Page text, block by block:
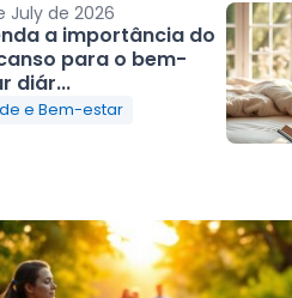
July de 2026
a importância do
para o bem-
diár...
e Bem-estar